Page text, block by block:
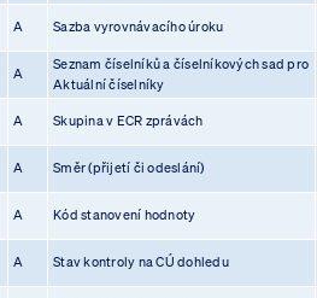
A Sazba vyrovnávacího úroku
A
Seznam číselníků a číselníkových sad pro
Aktuální číselníky
A Skupina v ECR zprávách
A Směr (přijetí či odeslání)
A Kód stanovení hodnoty
A Stav kontroly na CÚ dohledu